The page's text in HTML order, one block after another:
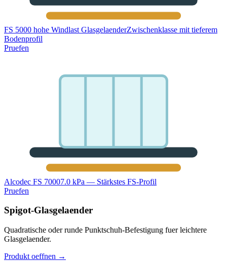
FS 5000 hohe Windlast GlasgelaenderZwischenklasse mit tieferem
Bodenprofil
Pruefen
Alcodec FS 70007.0 kPa — Stärkstes FS-Profil
Pruefen
Spigot-Glasgelaender
Quadratische oder runde Punktschuh-Befestigung fuer leichtere
Glasgelaender.
Produkt oeffnen →